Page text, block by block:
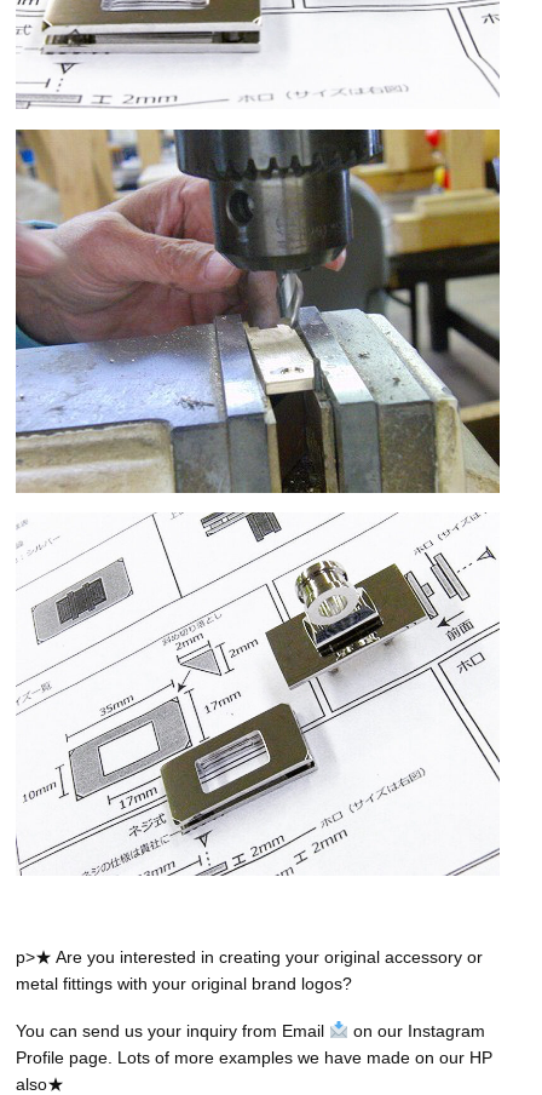
p>★ Are you interested in creating your original accessory or
metal fittings with your original brand logos?
You can send us your inquiry from Email
on our Instagram
Profile page. Lots of more examples we have made on our HP
also★